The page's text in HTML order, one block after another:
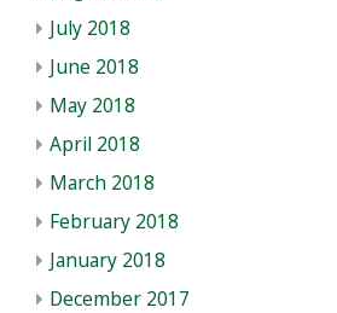
July 2018
June 2018
May 2018
April 2018
March 2018
February 2018
January 2018
December 2017